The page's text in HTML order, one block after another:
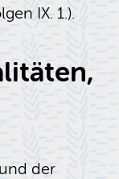
IX. 1.).
der